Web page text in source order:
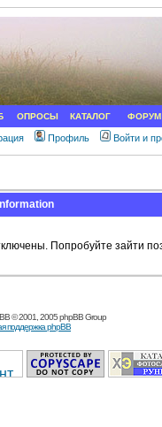
ОПРОСЫ КАТАЛОГ ФОРУМ
Профиль Войти и
Information
Попробуйте зайти
© 2001, 2005 phpBB Group
поддержка phpBB